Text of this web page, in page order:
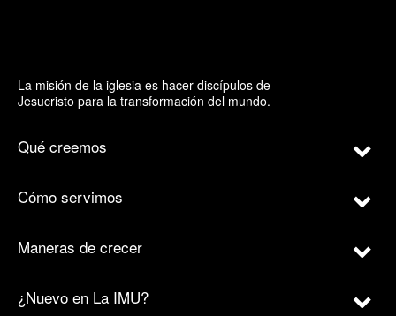
La misión de la iglesia es hacer discípulos de
Jesucristo para la transformación del mundo.
Qué creemos
Cómo servimos
Maneras de crecer
¿Nuevo en La IMU?